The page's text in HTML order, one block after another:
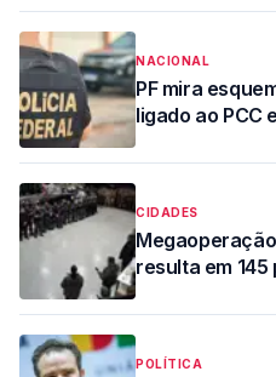
NACIONAL
PF mira
ligado ao PCC
CIDADES
resulta em 145
POLÍTICA